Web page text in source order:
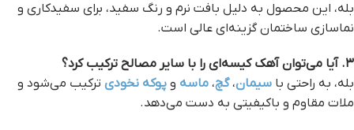
بله، این محصول به دلیل بافت نرم و رنگ سفید، برای سفیدکاری و
نماسازی ساختمان گزینه‌ای عالی است.
۳. آیا می‌توان آهک کیسه‌ای را با سایر مصالح ترکیب کرد؟
بله، به راحتی با سیمان،گچ، ماسه و پوکه نخودی ترکیب می‌شود و
ملات مقاوم و باکیفیتی به دست می‌دهد.